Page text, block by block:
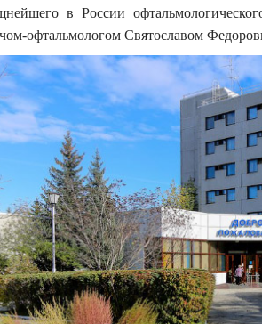
в России
офтальмологом Святославом